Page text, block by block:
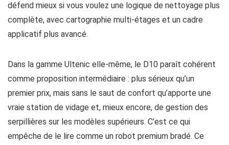
défend mieux si vous voulez une logique de nettoyage plus
complète, avec cartographie multi-étages et un cadre
applicatif plus avancé.
Dans la gamme Ultenic elle-même, le D10 paraît cohérent
comme proposition intermédiaire : plus sérieux qu’un
premier prix, mais sans le saut de confort qu’apporte une
vraie station de vidage et, mieux encore, de gestion des
serpillières sur les modèles supérieurs. C’est ce qui
empêche de le lire comme un robot premium bradé. Ce